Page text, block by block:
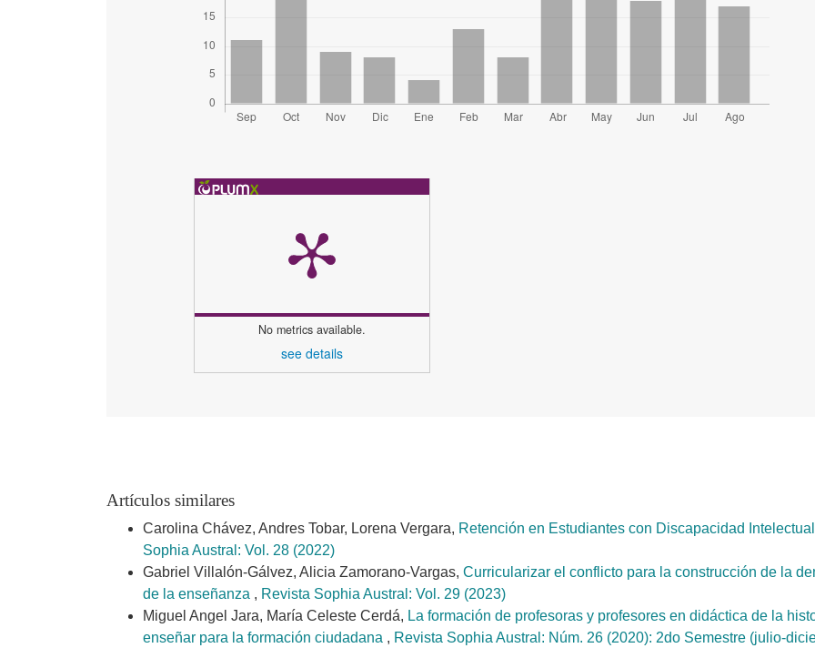
No metrics available.
see details
Artículos similares
Carolina Chávez, Andres Tobar, Lorena Vergara, Retención en Estudiantes con Discapacidad
Sophia Austral: Vol. 28 (2022)
Gabriel Villalón-Gálvez, Alicia Zamorano-Vargas, Curricularizar el conflicto para la construcción de la
de la enseñanza , Revista Sophia Austral: Vol. 29 (2023)
Miguel Angel Jara, María Celeste Cerdá, La formación de profesoras y profesores en didáctica de la
enseñar para la formación ciudadana , Revista Sophia Austral: Núm. 26 (2020): 2do Semestre (julio-